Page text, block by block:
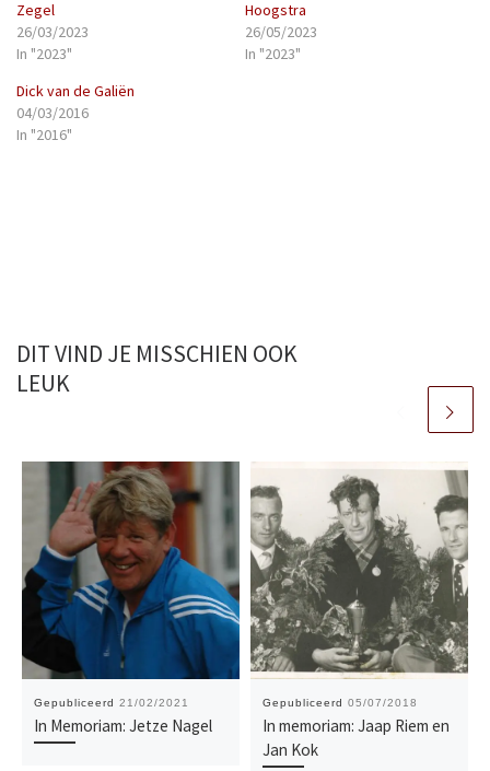
Zegel
26/03/2023
In "2023"
Hoogstra
26/05/2023
In "2023"
Dick van de Galiën
04/03/2016
In "2016"
DIT VIND JE MISSCHIEN OOK
LEUK
Gepubliceerd 21/02/2021
In Memoriam: Jetze Nagel
Gepubliceerd 05/07/2018
In memoriam: Jaap Riem en
Jan Kok